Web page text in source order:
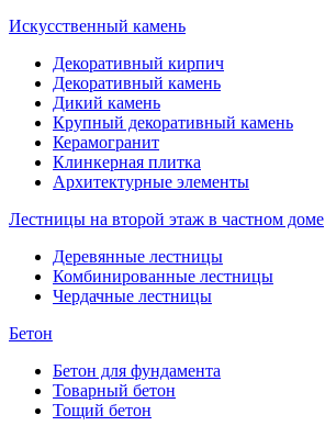
Искусственный камень
Декоративный кирпич
Декоративный камень
Дикий камень
Крупный декоративный камень
Керамогранит
Клинкерная плитка
Архитектурные элементы
Лестницы на второй этаж в частном доме
Деревянные лестницы
Комбинированные лестницы
Чердачные лестницы
Бетон
Бетон для фундамента
Товарный бетон
Тощий бетон